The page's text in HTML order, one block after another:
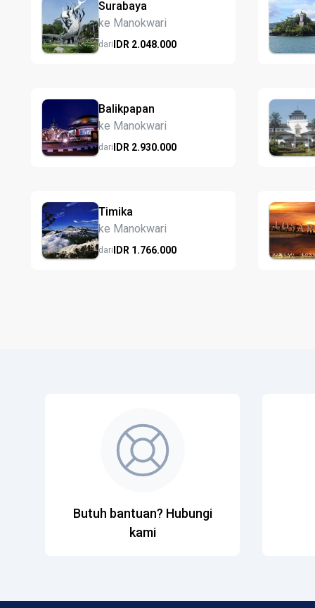
Surabaya
ke Manokwari
dariIDR 2.048.000
Balikpapan
ke Manokwari
dariIDR 2.930.000
Timika
ke Manokwari
dariIDR 1.766.000
Butuh bantuan? Hubungi
kami